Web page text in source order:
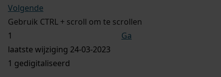
Volgende
Gebruik CTRL + scroll om te scrollen
Ga
laatste wijziging 24-03-2023
1 gedigitaliseerd